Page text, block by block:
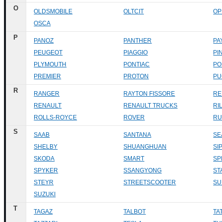
O OLDSMOBILE OLTCIT
OSCA
P PANOZ PANTHER
PEUGEOT
PIAGGIO
PLYMOUTH
PONTIAC
PREMIER
PROTON
R RANGER RAYTON FISSORE
RENAULT
RENAULT TRUCKS
ROLLS-ROYCE
ROVER
S SAAB SANTANA
SHELBY
SHUANGHUAN
SKODA
SMART
SPYKER
SSANGYONG
STEYR
STREETSCOOTER
SUZUKI
T TAGAZ TALBOT